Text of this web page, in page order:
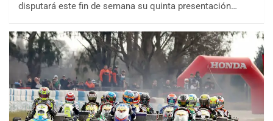
disputará este fin de semana su quinta presentación…